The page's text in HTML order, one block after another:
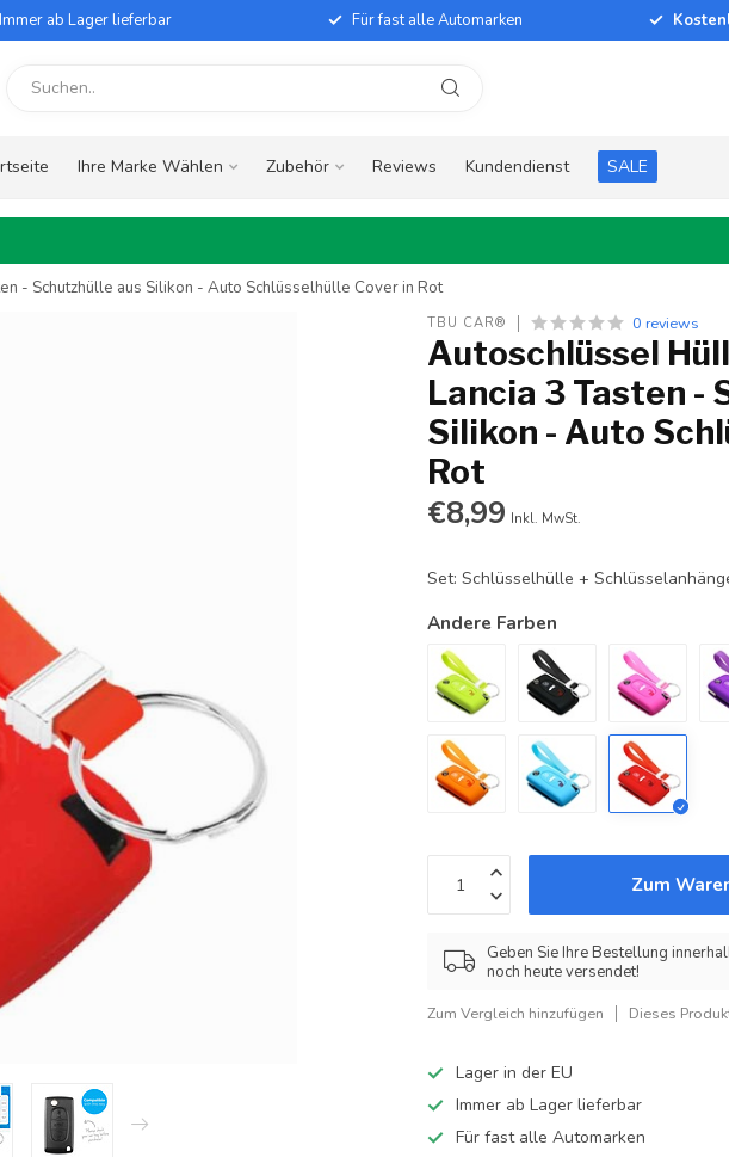
Immer ab Lager lieferbar Für fast alle Automarken
Ihre Marke Wählen Zubehör Reviews Kundendienst SALE
- Schutzhülle aus Silikon - Auto Schlüsselhülle Cover in Rot
TBU CAR® 0 reviews
Autoschlüssel
Lancia 3 Tasten -
Silikon - Auto
Rot
€8,99 Inkl. MwSt.
Set: Schlüsselhülle +
Andere Farben
Zum
Geben Sie Ihre Bestellung
noch heute versendet!
Zum Vergleich hinzufügen Dieses
Lager in der EU
Immer ab Lager lieferbar
Für fast alle Automarken